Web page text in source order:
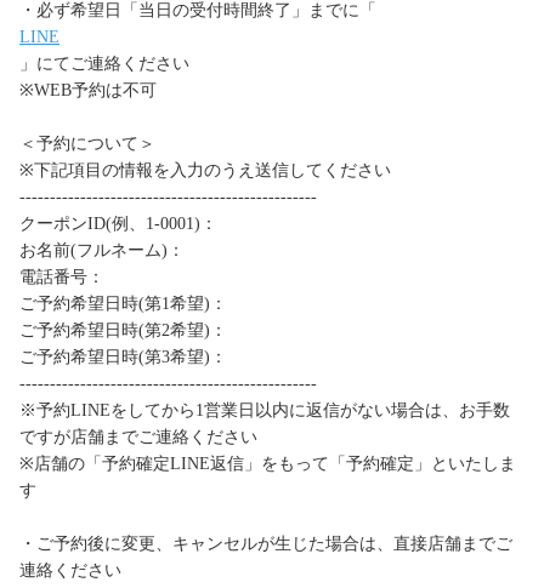
・必ず希望日「当日の受付時間終了」までに「
LINE
」にてご連絡ください
※WEB予約は不可
＜予約について＞
※下記項目の情報を入力のうえ送信してください
-------------------------------------------------
クーポンID(例、1-0001)：
お名前(フルネーム)：
電話番号：
ご予約希望日時(第1希望)：
ご予約希望日時(第2希望)：
ご予約希望日時(第3希望)：
-------------------------------------------------
※予約LINEをしてから1営業日以内に返信がない場合は、お手数
ですが店舗までご連絡ください
※店舗の「予約確定LINE返信」をもって「予約確定」といたしま
す
・ご予約後に変更、キャンセルが生じた場合は、直接店舗までご
連絡ください